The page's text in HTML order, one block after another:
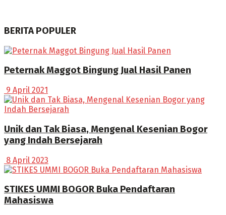
BERITA POPULER
Peternak Maggot Bingung Jual Hasil Panen
9 April 2021
Unik dan Tak Biasa, Mengenal Kesenian Bogor
yang Indah Bersejarah
8 April 2023
STIKES UMMI BOGOR Buka Pendaftaran
Mahasiswa